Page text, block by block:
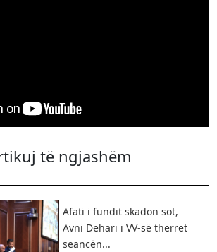
të ngjashëm
Afati i fundit skadon sot,
Avni Dehari i VV-së thërret
seancën...